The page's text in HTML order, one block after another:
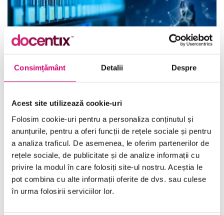
Consimțământ Detalii Despre
Acest site utilizează cookie-uri
Folosim cookie-uri pentru a personaliza conținutul și
anunțurile, pentru a oferi funcții de rețele sociale și pentru
a analiza traficul. De asemenea, le oferim partenerilor de
rețele sociale, de publicitate și de analize informații cu
privire la modul în care folosiți site-ul nostru. Aceștia le
pot combina cu alte informații oferite de dvs. sau culese
în urma folosirii serviciilor lor.
Certificarile in Cloud
Computing: Valoare
pentru Profesionisti si
Angajatori
Cum sa Dezvolti
Competente Tehnice
pentru Era
Categorii
Comunicare